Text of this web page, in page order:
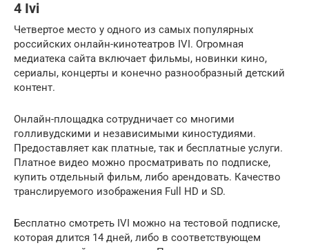
4 Ivi
Четвертое место у одного из самых популярных
российских онлайн-кинотеатров IVI. Огромная
медиатека сайта включает фильмы, новинки кино,
сериалы, концерты и конечно разнообразный детский
контент.
Онлайн-площадка сотрудничает со многими
голливудскими и независимыми киностудиями.
Предоставляет как платные, так и бесплатные услуги.
Платное видео можно просматривать по подписке,
купить отдельный фильм, либо арендовать. Качество
транслируемого изображения Full HD и SD.
Бесплатно смотреть IVI можно на тестовой подписке,
которая длится 14 дней, либо в соответствующем